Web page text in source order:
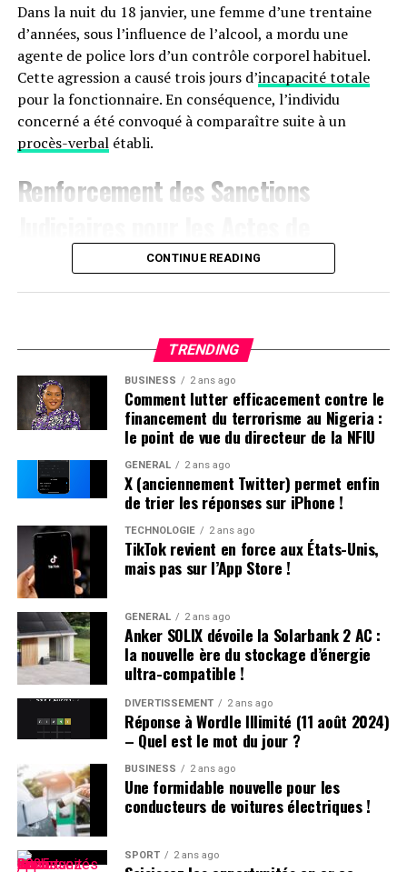
Dans la nuit du 18 janvier, une femme d’une trentaine
d’années, sous l’influence de l’alcool, a mordu une
agente de police lors d’un contrôle corporel habituel.
Cette agression a causé trois jours d’incapacité totale
pour la fonctionnaire. En conséquence, l’individu
concerné a été convoqué à comparaître suite à un
procès-verbalétabli.
Renforcement des Sanctions
Violence àAgen
impliquant trois hommes. L’un des participants, avec
des marques visibles sur son manteau, a déclaré avoir
été attaqué au couteau par les deux autres. Ces derniers
ont rejeté les accusations lors de leur interrogatoire.
Déjà sous le coup d’une obligation de quitter le
accompagnée d’une assignation à résidence. La victime
n’a pas porté plainte et était introuvable à son domicile.
Affrontements et Tentative de Vol :
Comparution au Tribunal en Avril
Un autre incident s’est produit à Villeneuve-sur-Lot où
plusieurs individus se sont battus après avoir reçu des
menaces liées à un vol automobile avorté. Le parquet a
décidé de poursuivre trois passagers en leur proposant
une comparution sur reconnaissance préalable de
culpabilité (CRPC). Ils devront se présenter devant le
tribunal local fin avril.
CONTINUE READING
TRENDING
BUSINESS 2 ans ago
Comment lutter efficacement contre le
financement du terrorisme au Nigeria :
le point de vue du directeur de la NFIU
GÉNÉRAL 2 ans ago
X (anciennement Twitter) permet enfin
de trier les réponses sur iPhone !
TECHNOLOGIE 2 ans ago
TikTok revient en force aux États-Unis,
mais pas sur l’App Store !
GÉNÉRAL 2 ans ago
Anker SOLIX dévoile la Solarbank 2 AC :
la nouvelle ère du stockage d’énergie
ultra-compatible !
DIVERTISSEMENT 2 ans ago
Réponse à Wordle Illimité (11 août 2024)
– Quel est le mot du jour ?
BUSINESS 2 ans ago
Une formidable nouvelle pour les
conducteurs de voitures électriques !
SPORT 2 ans ago